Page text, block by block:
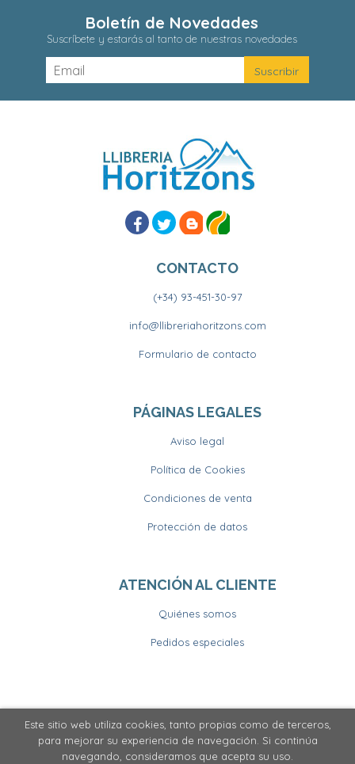
Boletín de Novedades
Suscríbete y estarás al tanto de nuestras novedades
CONTACTO
(+34) 93-451-30-97
info@llibreriahoritzons.com
Formulario de contacto
PÁGINAS LEGALES
Aviso legal
Política de Cookies
Condiciones de venta
Protección de datos
ATENCIÓN AL CLIENTE
Quiénes somos
Pedidos especiales
2026 © Llibrería Horitzons . Todos los Derechos
Reservados
Este sitio web utiliza cookies, tanto propias como de terceros,
para mejorar su experiencia de navegación. Si continúa
navegando, consideramos que acepta su uso.